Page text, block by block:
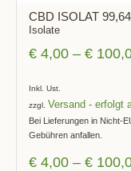
CBD ISOLAT
Isolate
€ 4,00 –€
Inkl. Ust.
zzgl. Versand
Bei Lieferungen in Nicht-
Gebühren anfallen.
€ 4,00 –€